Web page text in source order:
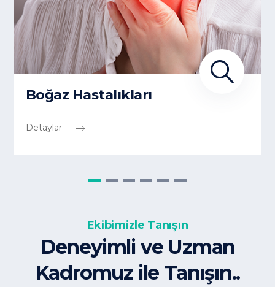
Boğaz Hastalıkları
Detaylar
Ekibimizle Tanışın
Deneyimli ve Uzman
Kadromuz ile Tanışın..